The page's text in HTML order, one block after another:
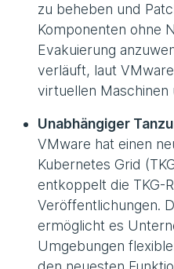
zu beheben und
Komponenten ohne
Evakuierung
verläuft, laut
virtuellen
Unabhängiger
VMware hat einen
Kubernetes Grid
entkoppelt die TKG-
Veröffentlichungen.
ermöglicht es
Umgebungen